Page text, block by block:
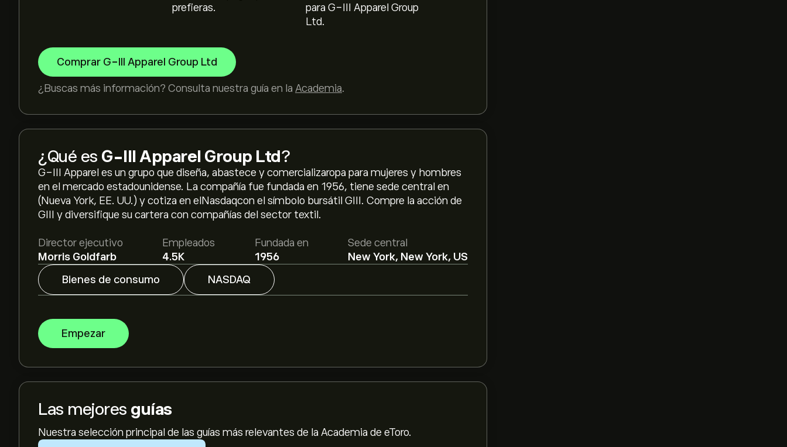
prefieras.
para G-III Apparel Group
Ltd.
Comprar G-III Apparel Group Ltd
¿Buscas más información? Consulta nuestra guía en la Academia.
¿Qué es G-III Apparel Group Ltd?
G-III Apparel es un grupo que diseña, abastece y comercializaropa para mujeres y hombres
en el mercado estadounidense. La compañía fue fundada en 1956, tiene sede central en
(Nueva York, EE. UU.) y cotiza en elNasdaqcon el símbolo bursátil GIII. Compre la acción de
GIII y diversifique su cartera con compañías del sector textil.
Director ejecutivo
Morris Goldfarb
Empleados
4.5K
Fundada en
1956
Sede central
New York, New York, US
Bienes de consumo
NASDAQ
Empezar
Las mejores guías
Nuestra selección principal de las guías más relevantes de la Academia de eToro.